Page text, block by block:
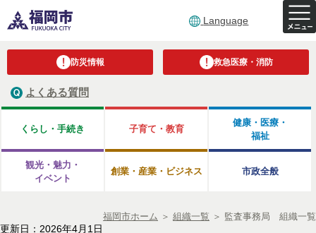
Language
防災情報 救急医療・消防
よくある質問
くらし・手続き 子育て・教育
健康・医療・
福祉
観光・魅力・
イベント
創業・産業・ビジネス 市政全般
福岡市ホーム ＞ 組織一覧 ＞ 監査事務局 組織一覧
更新日：2026年4月1日